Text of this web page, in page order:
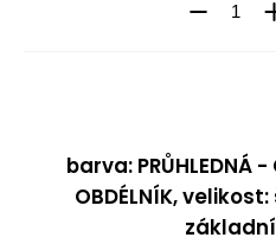
barva: PRŮHLEDNÁ
OBDÉLNÍK,